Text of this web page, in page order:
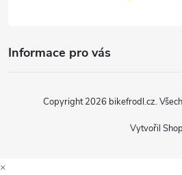
Informace pro vás
Vytvořil
Copyright 2026 bikefrodl.cz.
×